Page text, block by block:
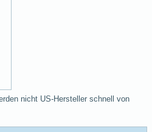
nicht US-Hersteller schnell von